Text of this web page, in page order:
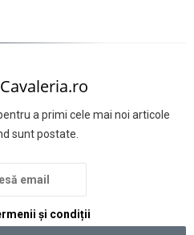
a primi cele mai noi articole
sunt postate.
și condiții